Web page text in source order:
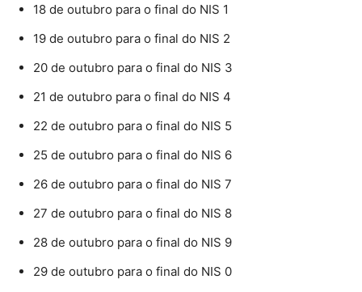
18 de outubro para o final do NIS 1
19 de outubro para o final do NIS 2
20 de outubro para o final do NIS 3
21 de outubro para o final do NIS 4
22 de outubro para o final do NIS 5
25 de outubro para o final do NIS 6
26 de outubro para o final do NIS 7
27 de outubro para o final do NIS 8
28 de outubro para o final do NIS 9
29 de outubro para o final do NIS 0